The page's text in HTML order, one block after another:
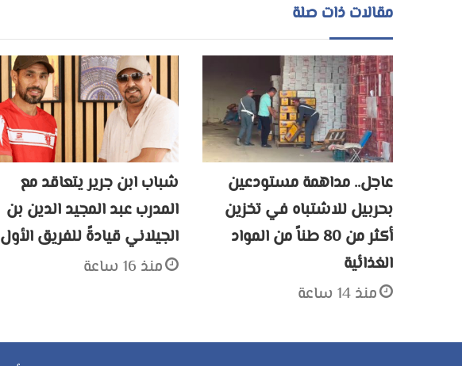
مقالات ذات صلة
عاجل.. مداهمة مستودعين
بحربيل للاشتباه في تخزين
أكثر من 80 طناً من المواد
الغذائية
منذ 14 ساعة
شباب ابن جرير يتعاقد مع
المدرب عبد المجيد الدين بن
الجيلاني قيادةً للفريق الأول
منذ 16 ساعة